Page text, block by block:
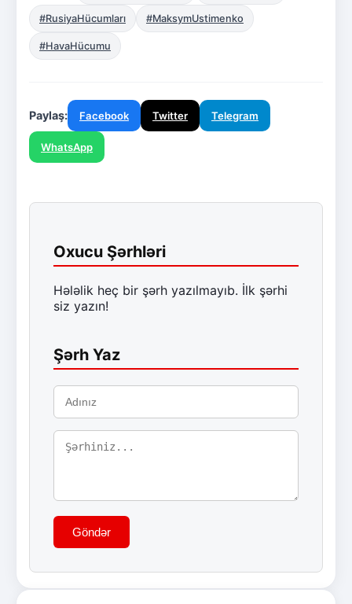
#RusiyaHücumları #MaksymUstimenko
#HavaHücumu
Paylaş: Facebook Twitter Telegram
WhatsApp
Oxucu Şərhləri
Hələlik heç bir şərh yazılmayıb. İlk şərhi
siz yazın!
Şərh Yaz
Göndər